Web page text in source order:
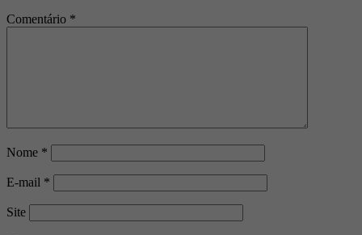
Comentário *
Nome *
E-mail *
Site